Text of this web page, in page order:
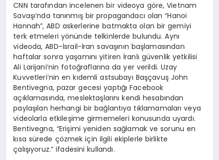
CNN tarafından incelenen bir videoya göre, Vietnam
Savaşı’nda tanınmış bir propagandacı olan “Hanoi
Hannah”, ABD askerlerine batmakta olan bir gemiyi
terk etmeleri yönünde telkinlerde bulundu. Aynı
videoda, ABD-İsrail-İran savaşının başlamasından
haftalar sonra yaşamını yitiren İranlı güvenlik yetkilisi
Ali Larijani’nin fotoğraflarına da yer verildi. Uzay
Kuvvetleri’nin en kıdemli astsubayı Başçavuş John
Bentivegna, pazar gecesi yaptığı Facebook
açıklamasında, meslektaşlarını kendi hesabından
paylaşılan herhangi bir bağlantıya tıklamamaları veya
videolarla etkileşime girmemeleri konusunda uyardı.
Bentivegna, “Erişimi yeniden sağlamak ve sorunu en
kısa sürede çözmek için ilgili ekiplerle birlikte
çalışıyoruz.” ifadesini kullandı.